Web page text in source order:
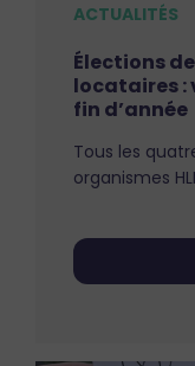
ACTUALITÉS
Élections
locataires :
fin d’année
Tous les
organismes